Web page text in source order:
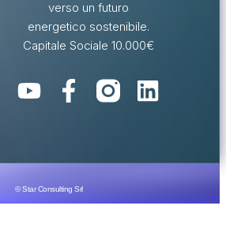
verso un futuro
energetico sostenibile.
Capitale Sociale 10.000€
© Star Consulting Srl